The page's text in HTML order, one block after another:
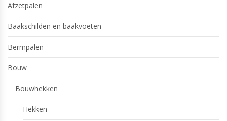
Afzetpalen
Baakschilden en baakvoeten
Bermpalen
Bouw
Bouwhekken
Hekken